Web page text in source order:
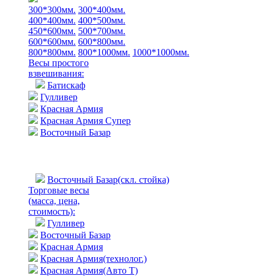
300*300мм. 300*400мм.
400*400мм. 400*500мм.
450*600мм. 500*700мм.
600*600мм. 600*800мм.
800*800мм. 800*1000мм. 1000*1000мм.
Весы простого
взвешивания:
Батискаф
Гулливер
Красная Армия
Красная Армия Супер
Восточный Базар
Восточный Базар(скл. стойка)
Торговые весы
(масса, цена,
стоимость):
Гулливер
Восточный Базар
Красная Армия
Красная Армия(технолог.)
Красная Армия(Авто Т)